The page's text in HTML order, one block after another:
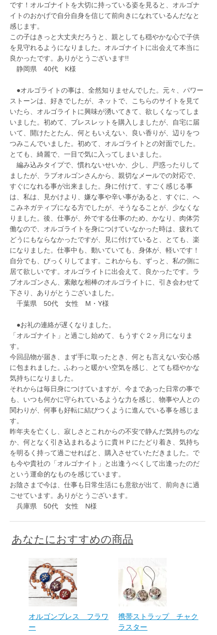
です！オルゴナイトを大切に持っている姿を見ると、オルゴナ
イトのおかげで自分自身を信じて前向きになれているんだなと
感じます。
この子はきっと大丈夫だろうと、親としても穏やかな心で子供
を見守れるようになりました。オルゴナイトに出会えて本当に
良かったです。ありがとうございます!!
静岡県 40代 K様
●オルゴライトの事は、全然知りませんでした。元々、パワー
ストーンは、好きでしたが、ネットで、こちらのサイトを見て
いたら、オルゴライトに興味が湧いてきて、欲しくなってしま
いました。初めて、ブレスレットを購入しましたが、自宅に届
いて、開けたとたん、何ともいえない、良い香りが、辺りをつ
つみこんでいました。初めて、オルゴライトとの対面でした。
とても、綺麗で、一目で気に入ってしまいました。
編み込みタイプで、慣れないせいか、少し、戸惑ったりして
ましたが、ラブオルゴンさんから、親切なメールでの対応で、
すぐになれる事が出来ました。身に付けて、すごく感じる事
は、私は、見かけより、嫌な事や辛い事があると、すぐに、へ
こみネガティブになる方でしたが、そうなることが、少なくな
りました。後、仕事が、外でする仕事のため、かなり、肉体労
働なので、オルゴライトを身につけていなかった時は、疲れて
どうにもならなかったですが、見に付けていると、とても、楽
になりました。仕事中も、動いていても、身体が、軽いです！
自分でも、びっくりしてます。これからも、ずっと、私の側に
居て欲しいです。オルゴライトに出会えて、良かったです。ラ
ブオルゴンさん、素敵な相棒のオルゴライトに、引き会わせて
下さり、ありがとうございました。
千葉県 50代 女性 M・Y様
●お礼の連絡が遅くなりました。
「オルゴナイト」と過ごし始めて、もうすぐ２ヶ月になりま
す。
今回品物が届き、まず手に取ったとき、何とも言えない安心感
に包まれました。ふわっと暖かい空気を感じ、とても穏やかな
気持ちになりました。
それからは毎日身につけていますが、今まであった日常の事で
も、いつも何かに守られているような力を感じ、物事や人との
関わりが、何事も好転に結びつくように進んでいる事を感じま
す。
昨年夫を亡くし、寂しさとこれからの不安で静んだ気持ちのな
か、何となく引き込まれるように貴ＨＰにたどり着き、気持ち
を明るく持って過ごせればと、購入させていただきました。で
も今や貴社の「オルゴナイト」と出逢うべくして出逢ったのだ
という運命的なものを感じています。
お陰さまで今は、仕事も日常生活にも意欲が出て、前向きに過
ごせています。ありがとうございます。
兵庫県 50代 女性 N様
あなたにおすすめの商品
オルゴンブレス フラワ
ー
携帯ストラップ チャク
ラスター